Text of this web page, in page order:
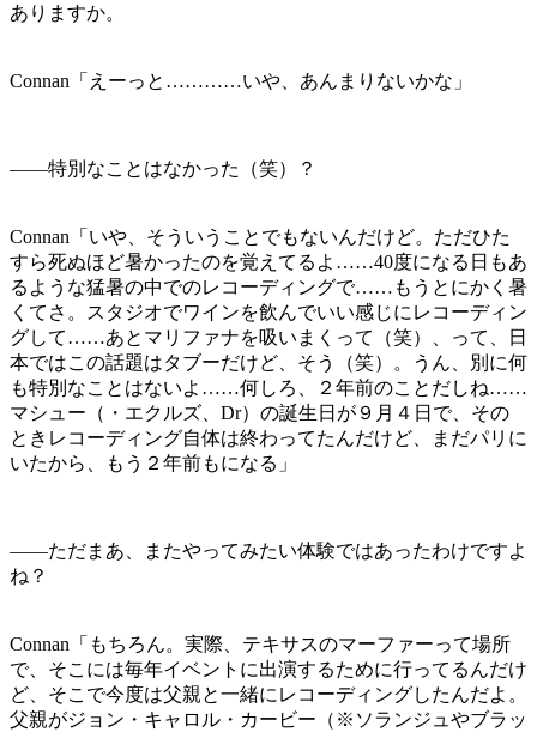
ありますか。
Connan「えーっと…………いや、あんまりないかな」
――特別なことはなかった（笑）？
Connan「いや、そういうことでもないんだけど。ただひた
すら死ぬほど暑かったのを覚えてるよ……40度になる日もあ
るような猛暑の中でのレコーディングで……もうとにかく暑
くてさ。スタジオでワインを飲んでいい感じにレコーディン
グして……あとマリファナを吸いまくって（笑）、って、日
本ではこの話題はタブーだけど、そう（笑）。うん、別に何
も特別なことはないよ……何しろ、２年前のことだしね……
マシュー（・エクルズ、Dr）の誕生日が９月４日で、その
ときレコーディング自体は終わってたんだけど、まだパリに
いたから、もう２年前もになる」
――ただまあ、またやってみたい体験ではあったわけですよ
ね？
Connan「もちろん。実際、テキサスのマーファーって場所
で、そこには毎年イベントに出演するために行ってるんだけ
ど、そこで今度は父親と一緒にレコーディングしたんだよ。
父親がジョン・キャロル・カービー（※ソランジュやブラッ